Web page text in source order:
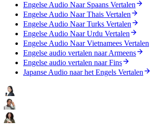
Engelse Audio Naar Spaans Vertalen
Engelse Audio Naar Thais Vertalen
Engelse Audio Naar Turks Vertalen
Engelse Audio Naar Urdu Vertalen
Engelse Audio Naar Vietnamees Vertalen
Engelse audio vertalen naar Armeens
Engelse audio vertalen naar Fins
Japanse Audio naar het Engels Vertalen